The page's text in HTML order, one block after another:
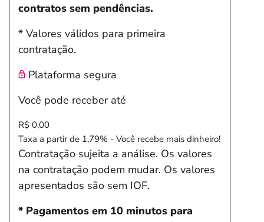
contratos sem pendências.
* Valores válidos para primeira
contratação.
Plataforma segura
Você pode receber até
R$ 0,00
Taxa a partir de 1,79% - Você recebe mais dinheiro!
Contratação sujeita a análise. Os valores
na contratação podem mudar. Os valores
apresentados são sem IOF.
* Pagamentos em 10 minutos para